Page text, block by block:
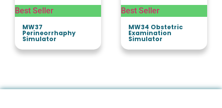
Best Seller
MW37
Perineorrhaphy
Simulator
Best Seller
MW34 Obstetric
Examination
Simulator